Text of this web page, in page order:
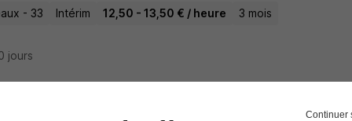
- 33 Intérim 12,50 - 13,50 € / heure 3 mois
jours
Continuer